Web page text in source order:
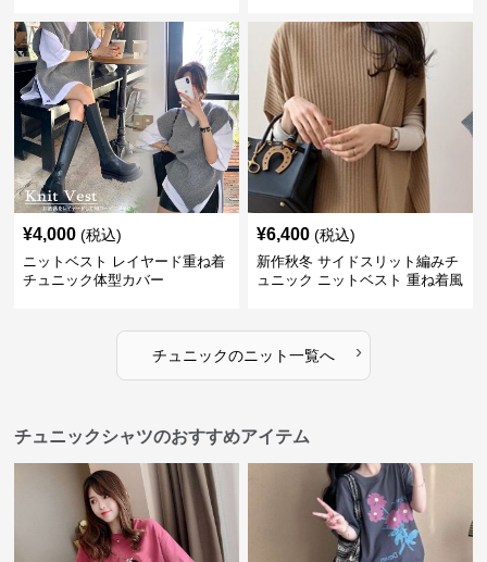
¥4,000 (税込)
ニットベスト レイヤード重ね着
チュニック体型カバー
¥6,400 (税込)
新作秋冬 サイドスリット編みチ
ュニック ニットベスト 重ね着風
チュニックのニット一覧へ ›
チュニックシャツのおすすめアイテム